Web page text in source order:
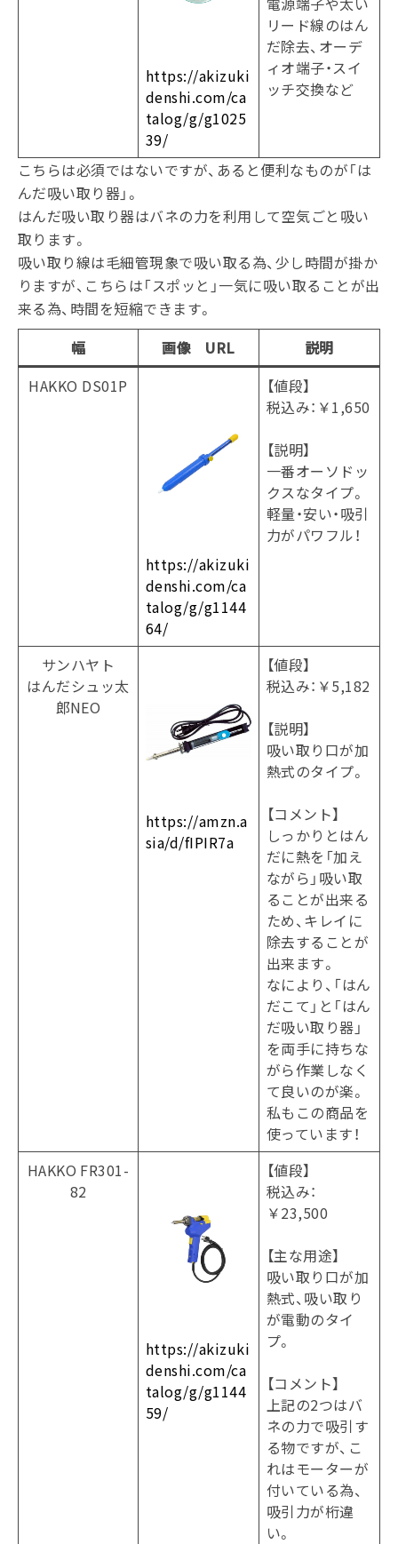
https://akizuki
denshi.com/ca
talog/g/g1025
39/
リード線のはん
だ除去、オーデ
ィオ端子・スイ
ッチ交換など
こちらは必須ではないですが、あると便利なものが「は
んだ吸い取り器」。
はんだ吸い取り器はバネの力を利用して空気ごと吸い
取ります。
吸い取り線は毛細管現象で吸い取る為、少し時間が掛か
りますが、こちらは「スポッと」一気に吸い取ることが出
来る為、時間を短縮できます。
幅
画像 URL
説明
HAKKO DS01P
https://akizuki
denshi.com/ca
talog/g/g1144
64/
【値段】
税込み：￥1,650
【説明】
一番オーソドッ
クスなタイプ。
軽量・安い・吸引
力がパワフル！
サンハヤト
はんだシュッ太
郎NEO
https://amzn.a
sia/d/fIPIR7a
【値段】
税込み：￥5,182
【説明】
吸い取り口が加
熱式のタイプ。
【コメント】
しっかりとはん
だに熱を「加え
ながら」吸い取
ることが出来る
ため、キレイに
除去することが
出来ます。
なにより、「はん
だこて」と「はん
だ吸い取り器」
を両手に持ちな
がら作業しなく
て良いのが楽。
私もこの商品を
使っています！
HAKKO FR301-
82
https://akizuki
denshi.com/ca
talog/g/g1144
59/
【値段】
税込み：
￥23,500
【主な用途】
吸い取り口が加
熱式、吸い取り
が電動のタイ
プ。
【コメント】
上記の2つはバ
ネの力で吸引す
る物ですが、こ
れはモーターが
付いている為、
吸引力が桁違
い。